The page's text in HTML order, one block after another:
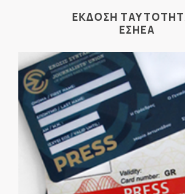
ΕΚΔΟΣΗ
ΕΣΗΕΑ